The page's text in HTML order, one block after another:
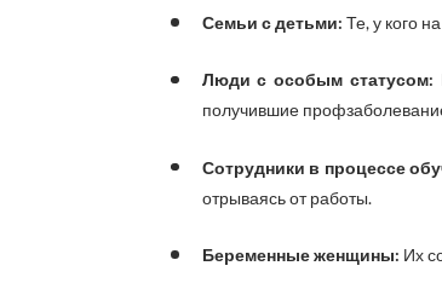
Семьи с детьми: Те, у кого
Люди с особым статусом:
получившие
Сотрудники в процессе
отрываясь от работы.
Беременные женщины: Их